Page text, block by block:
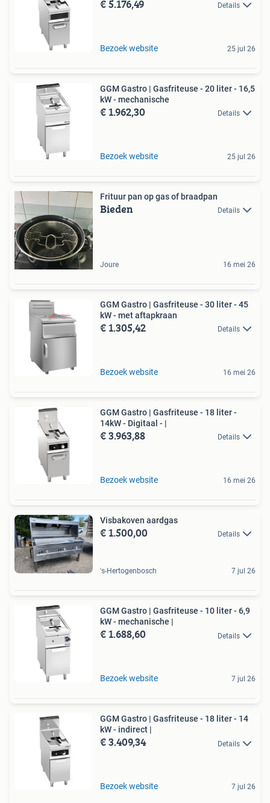
€ 5.176,49 Details
Bezoek website 25 jul 26
GGM Gastro | Gasfriteuse - 20 liter - 16,5
kW - mechanische
€ 1.962,30 Details
Bezoek website 25 jul 26
Frituur pan op gas of braadpan
Bieden Details
Joure 16 mei 26
GGM Gastro | Gasfriteuse - 30 liter - 45
kW - met aftapkraan
€ 1.305,42 Details
Bezoek website 16 mei 26
GGM Gastro | Gasfriteuse - 18 liter -
14kW - Digitaal - |
€ 3.963,88 Details
Bezoek website 16 mei 26
Visbakoven aardgas
€ 1.500,00 Details
's-Hertogenbosch 7 jul 26
GGM Gastro | Gasfriteuse - 10 liter - 6,9
kW - mechanische |
€ 1.688,60 Details
Bezoek website 7 jul 26
GGM Gastro | Gasfriteuse - 18 liter - 14
kW - indirect |
€ 3.409,34 Details
Bezoek website 7 jul 26